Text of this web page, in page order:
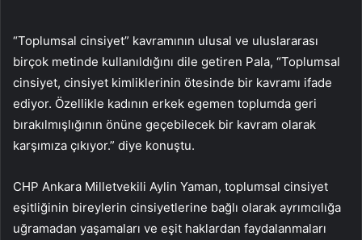
“Toplumsal cinsiyet” kavramının ulusal ve uluslararası
birçok metinde kullanıldığını dile getiren Pala, “Toplumsal
cinsiyet, cinsiyet kimliklerinin ötesinde bir kavramı ifade
ediyor. Özellikle kadının erkek egemen toplumda geri
bırakılmışlığının önüne geçebilecek bir kavram olarak
karşımıza çıkıyor.” diye konuştu.
CHP Ankara Milletvekili Aylin Yaman, toplumsal cinsiyet
eşitliğinin bireylerin cinsiyetlerine bağlı olarak ayrımcılığa
uğramadan yaşamaları ve eşit haklardan faydalanmaları